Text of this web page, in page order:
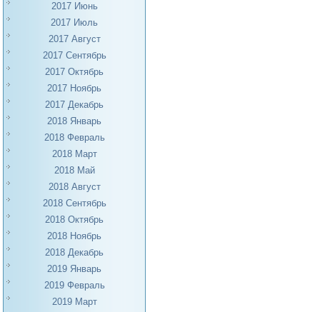
2017 Июнь
2017 Июль
2017 Август
2017 Сентябрь
2017 Октябрь
2017 Ноябрь
2017 Декабрь
2018 Январь
2018 Февраль
2018 Март
2018 Май
2018 Август
2018 Сентябрь
2018 Октябрь
2018 Ноябрь
2018 Декабрь
2019 Январь
2019 Февраль
2019 Март